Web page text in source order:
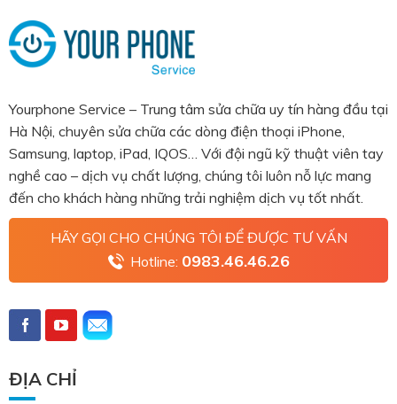
Yourphone Service – Trung tâm sửa chữa uy tín hàng đầu tại
Hà Nội, chuyên sửa chữa các dòng điện thoại iPhone,
Samsung, laptop, iPad, IQOS… Với đội ngũ kỹ thuật viên tay
nghề cao – dịch vụ chất lượng, chúng tôi luôn nỗ lực mang
đến cho khách hàng những trải nghiệm dịch vụ tốt nhất.
HÃY GỌI CHO CHÚNG TÔI ĐỂ ĐƯỢC TƯ VẤN
Hotline: 0983.46.46.26
ĐỊA CHỈ